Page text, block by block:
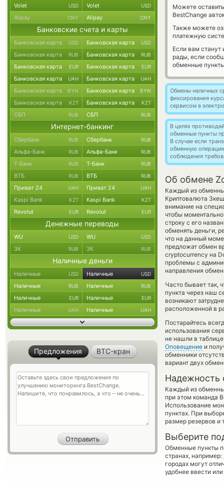
Можете
BestChange
Также можете
платежную
Если вам
рады, если
обменные
Обмены наличных
фиксирования
сервисом в
В целях
обменные пункты
В случае если
обменную
соблюдения
Об обмене
Каждый из
Криптовалюта
внимание на
чтобы
строку с его
обменять деньги,
что на данный
предложат обмен
cryptocurrency на
проблемы с
направления
Часто бывает так,
пункта через наш
возникают
расположенной в
Постарайтесь
использования
не нашли в
Оповещение и
обменники
вариант двух
Надежность
Каждый из
при этом команда
Использование
пунктах. При
размер резервов и
Выберите
Обменные пункты
странах, например:
городах могут
удобнее ввести
Volet USD Volet USD
Alipay CNY Alipay CNY
Банковские счета и карты
Банковская карта USD Банковская карта USD
Банковская карта RUB Банковская карта RUB
Банковская карта EUR Банковская карта EUR
Банковская карта UAH Банковская карта UAH
Банковская карта BYN Банковская карта BYN
Банковская карта KZT Банковская карта KZT
СБП RUB СБП RUB
Интернет-банкинг
Сбербанк RUB Сбербанк RUB
Альфа-Банк RUB Альфа-Банк RUB
Т-Банк RUB Т-Банк RUB
ВТБ RUB ВТБ RUB
Приват 24 UAH Приват 24 UAH
Kaspi Bank KZT Kaspi Bank KZT
Revolut EUR Revolut EUR
Денежные переводы
WU USD WU USD
ЗК RUB ЗК RUB
Наличные деньги
Наличные USD Наличные USD
Наличные RUB Наличные RUB
Наличные EUR Наличные EUR
Наличные UAH Наличные UAH
Предложения BTC-кран